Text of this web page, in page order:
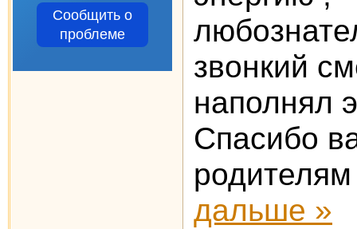
Сообщить о
проблеме
звонкий
наполнял
Спасибо
дальше »